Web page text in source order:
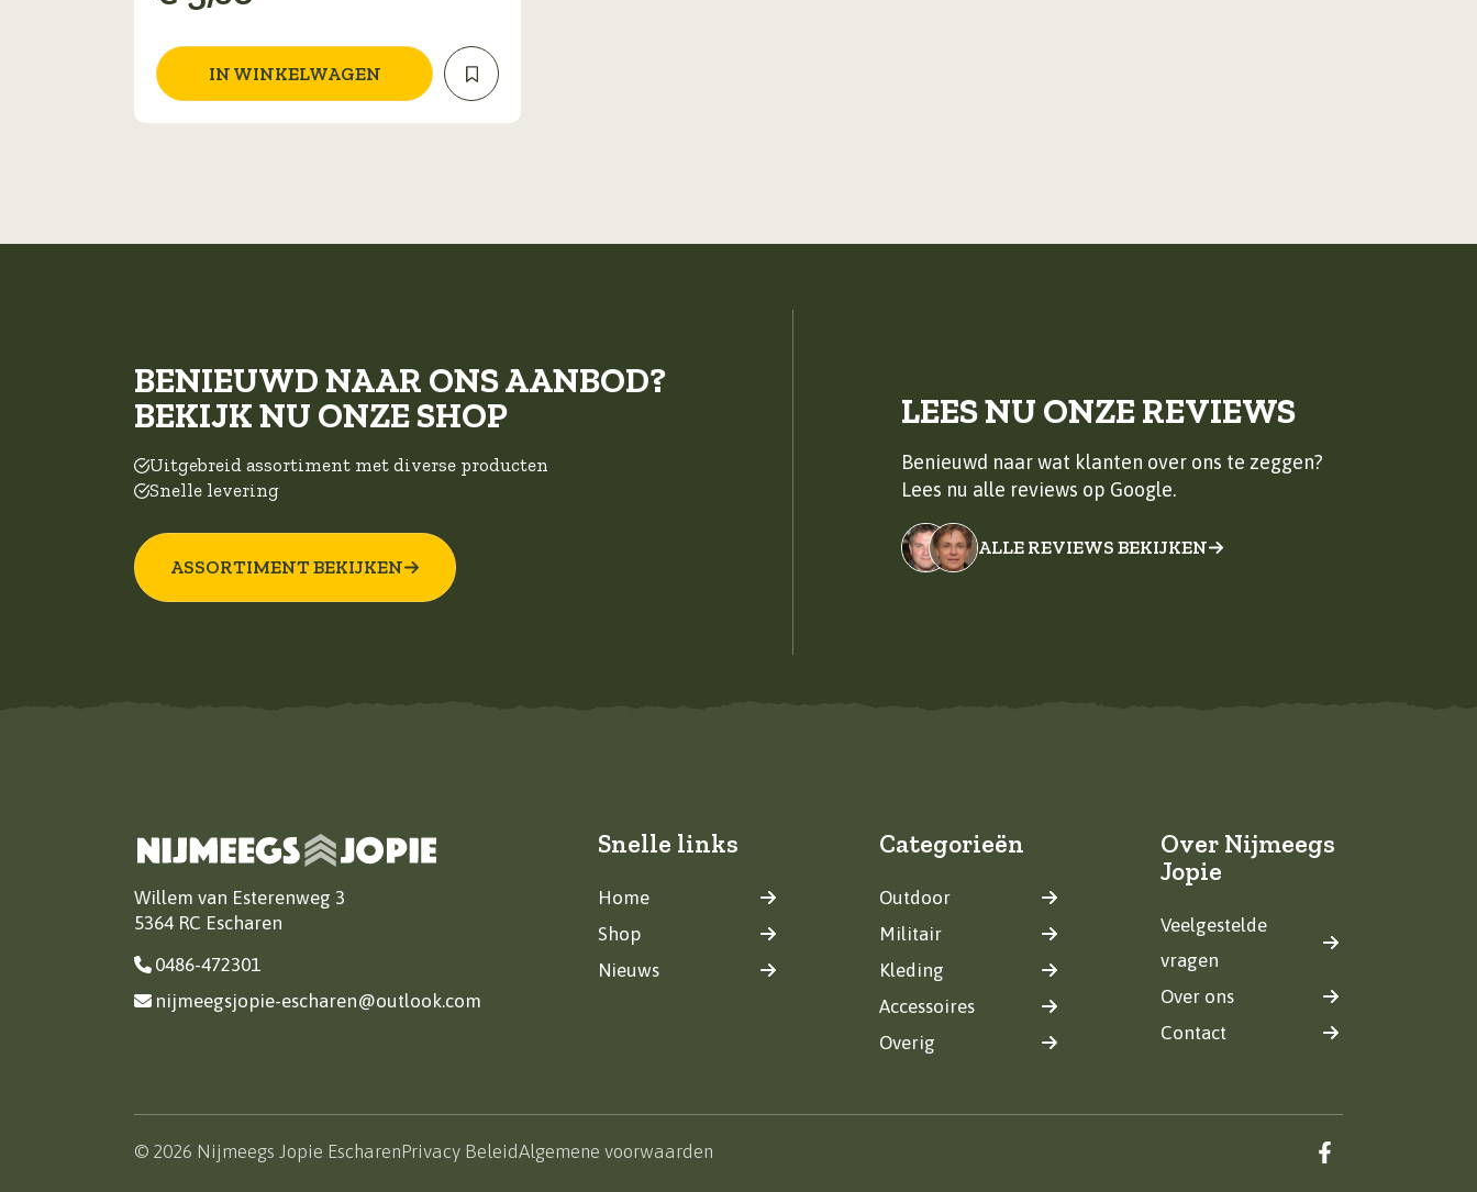
IN WINKELWAGEN
BENIEUWD NAAR ONS AANBOD?
BEKIJK NU ONZE SHOP
Uitgebreid assortiment met diverse producten
Snelle levering
ASSORTIMENT BEKIJKEN
LEES NU ONZE REVIEWS
Benieuwd naar wat klanten over ons te zeggen?
Lees nu alle reviews op Google.
ALLE REVIEWS BEKIJKEN
Willem van Esterenweg 3
5364 RC Escharen
0486-472301
nijmeegsjopie-escharen@outlook.com
Snelle links
Home
Shop
Nieuws
Categorieën
Outdoor
Militair
Kleding
Accessoires
Overig
Over Nijmeegs
Jopie
Veelgestelde
vragen
Over ons
Contact
© 2026 Nijmeegs Jopie EscharenPrivacy BeleidAlgemene voorwaarden